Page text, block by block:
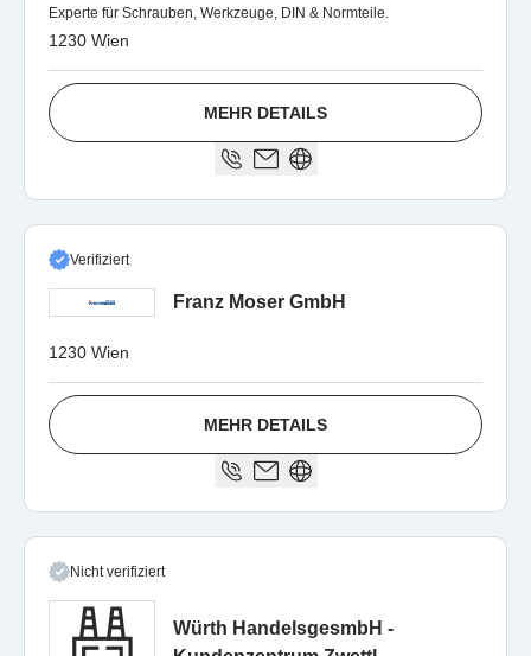
Experte für Schrauben, Werkzeuge, DIN & Normteile.
1230 Wien
MEHR DETAILS
Verifiziert
Franz Moser GmbH
1230 Wien
MEHR DETAILS
Nicht verifiziert
Würth HandelsgesmbH -